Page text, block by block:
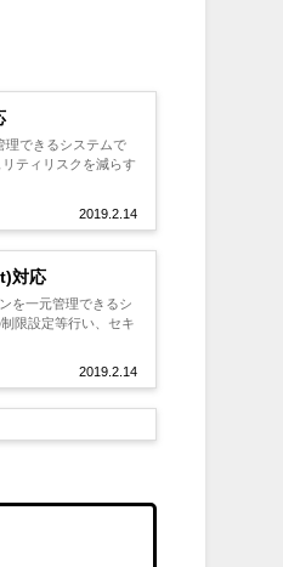
2019.2.14
理できるシステムで
ティリスクを減らす
対応
2019.2.14
を一元管理できるシ
限設定等行い、セキ